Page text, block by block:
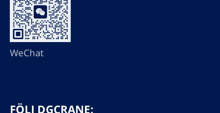
WeChat
FÖLJ DGCRANE: